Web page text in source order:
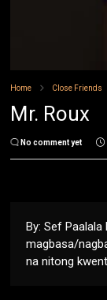
Home Close Friends
Mr. Roux
No comment yet
By: Sef
magbasa/
na nitong